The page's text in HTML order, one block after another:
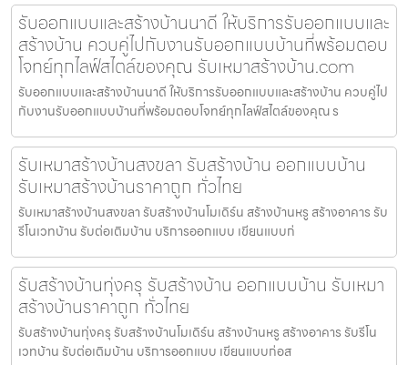
รับออกแบบและสร้างบ้านนาดี ให้บริการรับออกแบบและ
สร้างบ้าน ควบคู่ไปกับงานรับออกแบบบ้านที่พร้อมตอบ
โจทย์ทุกไลฟ์สไตล์ของคุณ รับเหมาสร้างบ้าน.com
รับออกแบบและสร้างบ้านนาดี ให้บริการรับออกแบบและสร้างบ้าน ควบคู่ไป
กับงานรับออกแบบบ้านที่พร้อมตอบโจทย์ทุกไลฟ์สไตล์ของคุณ ร
รับเหมาสร้างบ้านสงขลา รับสร้างบ้าน ออกแบบบ้าน
รับเหมาสร้างบ้านราคาถูก ทั่วไทย
รับเหมาสร้างบ้านสงขลา รับสร้างบ้านโมเดิร์น สร้างบ้านหรู สร้างอาคาร รับ
รีโนเวทบ้าน รับต่อเติมบ้าน บริการออกแบบ เขียนแบบก่
รับสร้างบ้านทุ่งครุ รับสร้างบ้าน ออกแบบบ้าน รับเหมา
สร้างบ้านราคาถูก ทั่วไทย
รับสร้างบ้านทุ่งครุ รับสร้างบ้านโมเดิร์น สร้างบ้านหรู สร้างอาคาร รับรีโน
เวทบ้าน รับต่อเติมบ้าน บริการออกแบบ เขียนแบบก่อส